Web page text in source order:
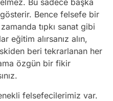
Bu sadece başka
gösterir. Bence felsefe bir
tıpkı sanat gibi
eğitim alırsanız alın,
beri tekrarlanan her
özgün bir fikir
felsefecilerimiz var.